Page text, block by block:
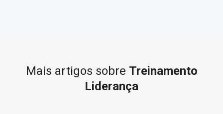
Mais artigos sobre Treinamento
Liderança